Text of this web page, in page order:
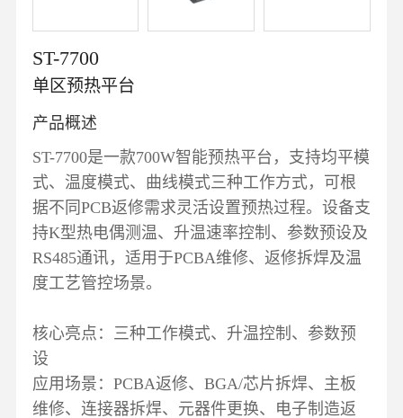
ST-7700
单区预热平台
产品概述
ST-7700是一款700W智能预热平台，支持均平模
式、温度模式、曲线模式三种工作方式，可根
据不同PCB返修需求灵活设置预热过程。设备支
持K型热电偶测温、升温速率控制、参数预设及
RS485通讯，适用于PCBA维修、返修拆焊及温
度工艺管控场景。
核心亮点：三种工作模式、升温控制、参数预
设
应用场景：PCBA返修、BGA/芯片拆焊、主板
维修、连接器拆焊、元器件更换、电子制造返